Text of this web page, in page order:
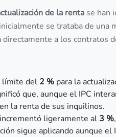
de la renta se han
se trataba de una
directamente a los contratos
límite del 2 % para la
que, aunque el IPC
en la renta de sus inquilinos.
ligeramente al 3 %
sigue aplicando aunque